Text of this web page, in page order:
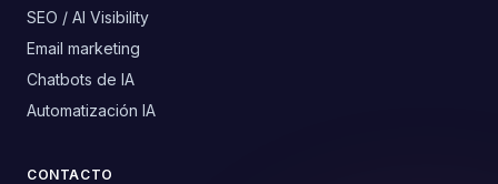
SEO / AI Visibility
Email marketing
Chatbots de IA
Automatización IA
CONTACTO